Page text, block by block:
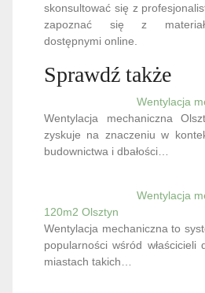
skonsultować się z
zapoznać się z
dostępnymi online.
Sprawdź także
Wentylacja
Wentylacja mechaniczna
zyskuje na znaczeniu w
budownictwa i dbałości…
Wentylacja
120m2 Olsztyn
Wentylacja mechaniczna to
popularności wśród właścicieli
miastach takich…